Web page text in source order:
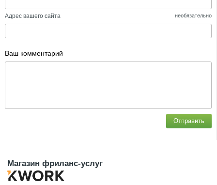
Адрес вашего сайта необязательно
Ваш комментарий
Отправить
Магазин фриланс-услуг